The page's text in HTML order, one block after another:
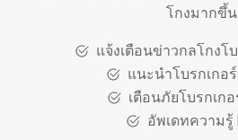
โกงมากขึ้น
แจ้งเตือนข่าวกลโกงโ
แนะนำโบรกเกอ
เตือนภัยโบรกเก
อัพเดทความรู้